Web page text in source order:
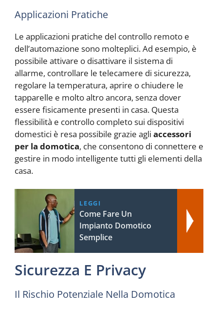
Applicazioni Pratiche
Le applicazioni pratiche del controllo remoto e
dell’automazione sono molteplici. Ad esempio, è
possibile attivare o disattivare il sistema di
allarme, controllare le telecamere di sicurezza,
regolare la temperatura, aprire o chiudere le
tapparelle e molto altro ancora, senza dover
essere fisicamente presenti in casa. Questa
flessibilità e controllo completo sui dispositivi
domestici è resa possibile grazie agli accessori
per la domotica, che consentono di connettere e
gestire in modo intelligente tutti gli elementi della
casa.
LEGGI
Come Fare Un
Impianto Domotico
Semplice
Sicurezza E Privacy
Il Rischio Potenziale Nella Domotica